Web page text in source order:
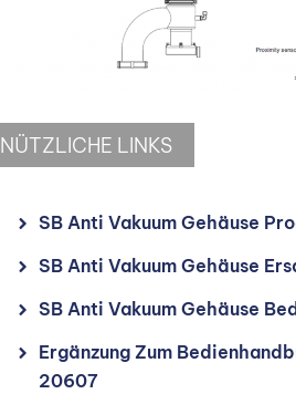
NÜTZLICHE LINKS
SB Anti Vakuum Gehäuse
SB Anti Vakuum Gehäuse
SB Anti Vakuum Gehäuse
Ergänzung Zum
20607